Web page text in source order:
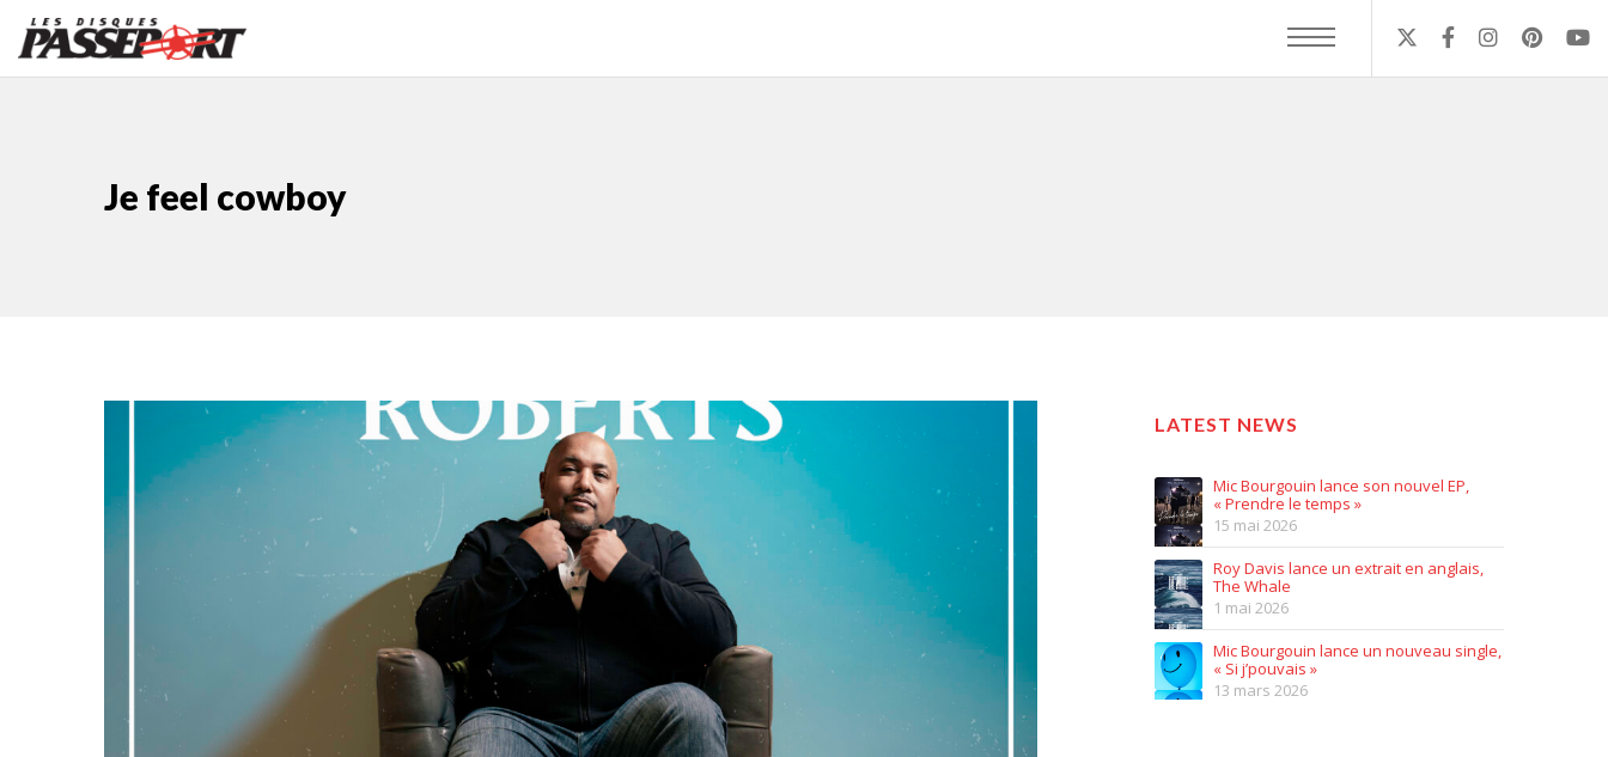
Je feel cowboy
LATEST NEWS
Mic Bourgouin lance son nouvel EP,
« Prendre le temps »
15 mai 2026
Roy Davis lance un extrait en anglais,
The Whale
1 mai 2026
Mic Bourgouin lance un nouveau single,
« Si j’pouvais »
13 mars 2026